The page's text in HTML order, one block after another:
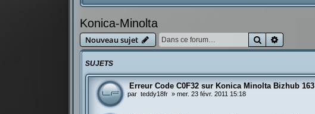
Konica-Minolta
Nouveau sujet Rechercher
SUJETS
Erreur Code C0F32 sur Konica Minolta Bizhub 163
par teddy18fr »mer. 23 févr. 2011 15:18